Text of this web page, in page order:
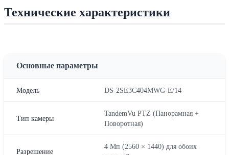
Технические характеристики
Основные параметры
Модель DS-2SE3C404MWG-E/14
Тип камеры
TandemVu PTZ (Панорамная +
Поворотная)
Разрешение
4 Мп (2560 × 1440) для обоих